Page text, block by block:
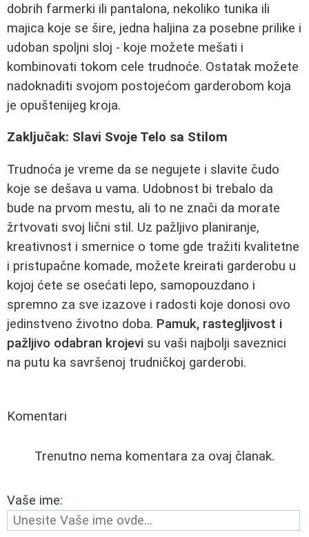
dobrih farmerki ili pantalona, nekoliko tunika ili
majica koje se šire, jedna haljina za posebne prilike i
udoban spoljni sloj - koje možete mešati i
kombinovati tokom cele trudnoće. Ostatak možete
nadoknaditi svojom postojećom garderobom koja
je opuštenijeg kroja.
Zaključak: Slavi Svoje Telo sa Stilom
Trudnoća je vreme da se negujete i slavite čudo
koje se dešava u vama. Udobnost bi trebalo da
bude na prvom mestu, ali to ne znači da morate
žrtvovati svoj lični stil. Uz pažljivo planiranje,
kreativnost i smernice o tome gde tražiti kvalitetne
i pristupačne komade, možete kreirati garderobu u
kojoj ćete se osećati lepo, samopouzdano i
spremno za sve izazove i radosti koje donosi ovo
jedinstveno životno doba. Pamuk, rastegljivost i
pažljivo odabran krojevi su vaši najbolji saveznici
na putu ka savršenoj trudničkoj garderobi.
Komentari
Trenutno nema komentara za ovaj članak.
Vaše ime: